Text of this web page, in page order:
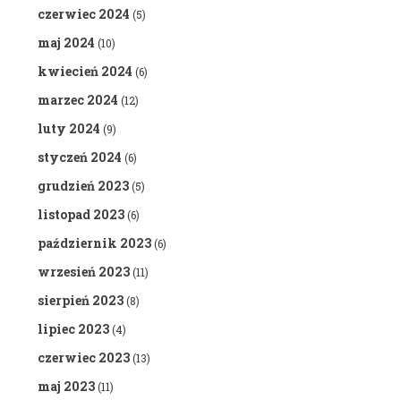
czerwiec 2024 (5)
maj 2024 (10)
kwiecień 2024 (6)
marzec 2024 (12)
luty 2024 (9)
styczeń 2024 (6)
grudzień 2023(5)
listopad 2023(6)
październik 2023(6)
wrzesień 2023(11)
sierpień 2023(8)
lipiec 2023(4)
czerwiec 2023(13)
maj 2023(11)